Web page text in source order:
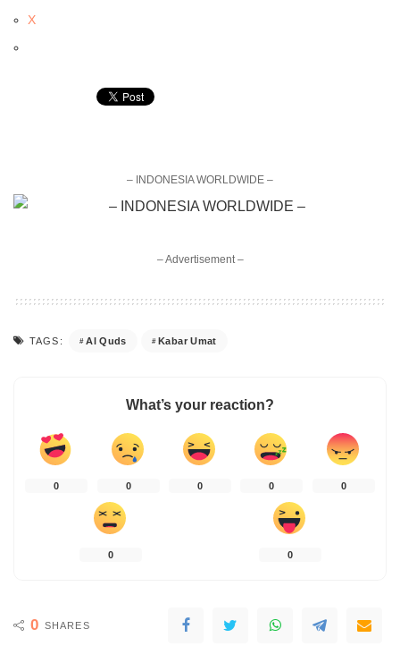
X
– INDONESIA WORLDWIDE –
– Advertisement –
TAGS: Al Quds Kabar Umat
What’s your reaction?
0 0 0 0 0
0 0
0 SHARES